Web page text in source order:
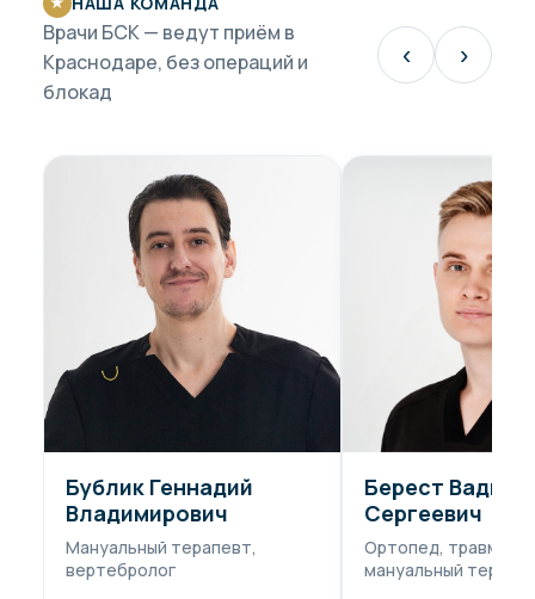
Врачи БСК — ведут приём в
Краснодаре, без операций и
блокад
‹ ›
Бублик Геннадий
Владимирович
Мануальный терапевт,
вертебролог
Берест Вадим
Сергеевич
Ортопед,
мануальный